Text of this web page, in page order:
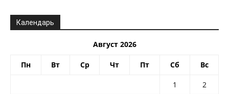
Календарь
Август 2026
Пн Вт Ср Чт Пт Сб Вс
1
2